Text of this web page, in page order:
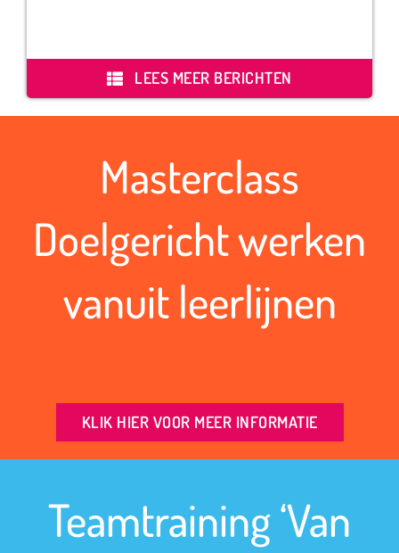
LEES MEER BERICHTEN
Masterclass
Doelgericht werken
vanuit leerlijnen
KLIK HIER VOOR MEER INFORMATIE
Teamtraining ‘Van